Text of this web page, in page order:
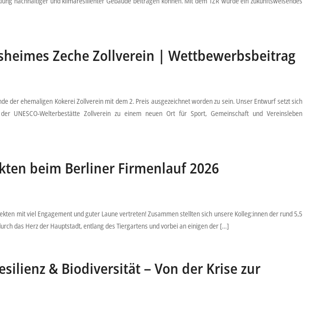
Zeche Zollverein | Wettbewerbsbeitrag
ehemaligen Kokerei Zollverein mit dem 2. Preis ausgezeichnet worden zu sein. Unser Entwurf setzt sich
UNESCO-Welterbestätte Zollverein zu einem neuen Ort für Sport, Gemeinschaft und Vereinsleben
beim Berliner Firmenlauf 2026
mit viel Engagement und guter Laune vertreten! Zusammen stellten sich unsere Kolleg:innen der rund 5,5
das Herz der Hauptstadt, entlang des Tiergartens und vorbei an einigen der […]
& Biodiversität – Von der Krise zur